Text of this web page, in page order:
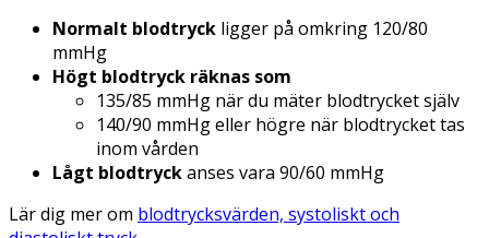
Normalt blodtryck ligger på omkring 120/80
mmHg
Högt blodtryck räknas som
135/85 mmHg när du mäter blodtrycket själv
140/90 mmHg eller högre när blodtrycket tas
inom vården
Lågt blodtryckanses vara 90/60 mmHg
Lär dig mer om blodtrycksvärden, systoliskt och